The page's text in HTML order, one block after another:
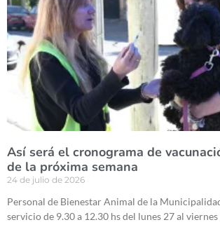
Así será el cronograma de
de la próxima semana
24 de julio de 2026
Personal de Bienestar Animal de la
servicio de 9.30 a 12.30 hs del lunes 27 al